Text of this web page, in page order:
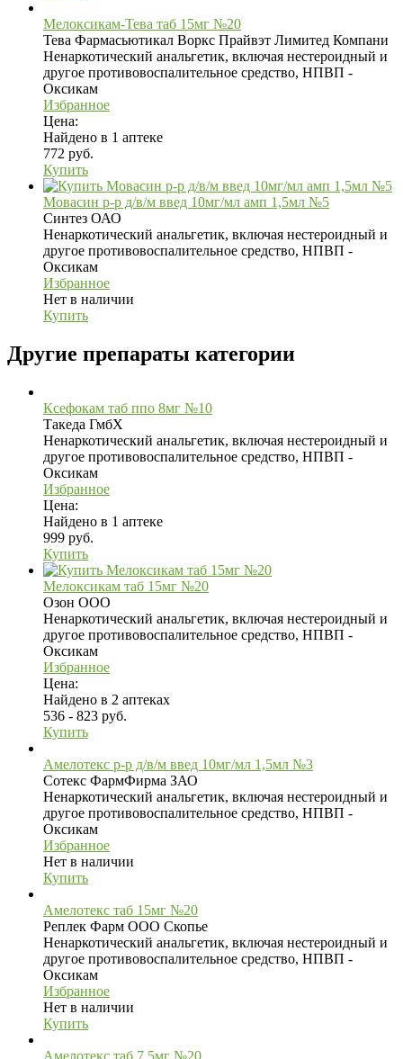
Мелоксикам-Тева таб 15мг №20
Тева Фармасьютикал Воркс Прайвэт Лимитед Компани
Ненаркотический анальгетик, включая нестероидный и
другое противовоспалительное средство, НПВП -
Оксикам
Избранное
Цена:
Найдено в 1 аптеке
772 руб.
Купить
Мовасин р-р д/в/м введ 10мг/мл амп 1,5мл №5
Синтез ОАО
Ненаркотический анальгетик, включая нестероидный и
другое противовоспалительное средство, НПВП -
Оксикам
Избранное
Нет в наличии
Купить
Другие препараты категории
Ксефокам таб ппо 8мг №10
Такеда ГмбХ
Ненаркотический анальгетик, включая нестероидный и
другое противовоспалительное средство, НПВП -
Оксикам
Избранное
Цена:
Найдено в 1 аптеке
999 руб.
Купить
Мелоксикам таб 15мг №20
Озон ООО
Ненаркотический анальгетик, включая нестероидный и
другое противовоспалительное средство, НПВП -
Оксикам
Избранное
Цена:
Найдено в 2 аптеках
536 - 823 руб.
Купить
Амелотекс р-р д/в/м введ 10мг/мл 1,5мл №3
Сотекс ФармФирма ЗАО
Ненаркотический анальгетик, включая нестероидный и
другое противовоспалительное средство, НПВП -
Оксикам
Избранное
Нет в наличии
Купить
Амелотекс таб 15мг №20
Реплек Фарм ООО Скопье
Ненаркотический анальгетик, включая нестероидный и
другое противовоспалительное средство, НПВП -
Оксикам
Избранное
Нет в наличии
Купить
Амелотекс таб 7,5мг №20